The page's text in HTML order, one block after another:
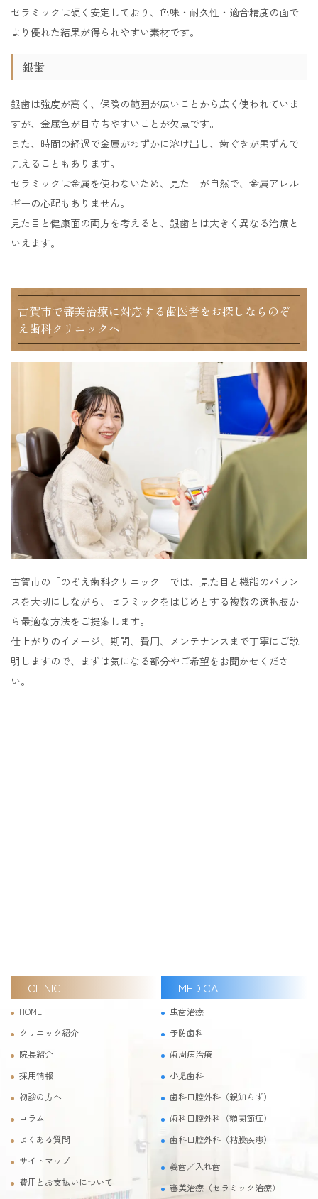
セラミックは硬く安定しており、色味・耐久性・適合精度の面で
より優れた結果が得られやすい素材です。
銀歯
銀歯は強度が高く、保険の範囲が広いことから広く使われていま
すが、金属色が目立ちやすいことが欠点です。
また、時間の経過で金属がわずかに溶け出し、歯ぐきが黒ずんで
見えることもあります。
セラミックは金属を使わないため、見た目が自然で、金属アレル
ギーの心配もありません。
見た目と健康面の両方を考えると、銀歯とは大きく異なる治療と
いえます。
古賀市で審美治療に対応する歯医者をお探しならのぞ
え歯科クリニックへ
古賀市の「のぞえ歯科クリニック」では、見た目と機能のバラン
スを大切にしながら、セラミックをはじめとする複数の選択肢か
ら最適な方法をご提案します。
仕上がりのイメージ、期間、費用、メンテナンスまで丁寧にご説
明しますので、まずは気になる部分やご希望をお聞かせくださ
い。
CLINIC
HOME
クリニック紹介
院長紹介
採用情報
初診の方へ
コラム
よくある質問
サイトマップ
費用とお支払いについて
MEDICAL
虫歯治療
予防歯科
歯周病治療
小児歯科
歯科口腔外科（親知らず）
歯科口腔外科（顎関節症）
歯科口腔外科（粘膜疾患）
義歯／入れ歯
審美治療（セラミック治療）